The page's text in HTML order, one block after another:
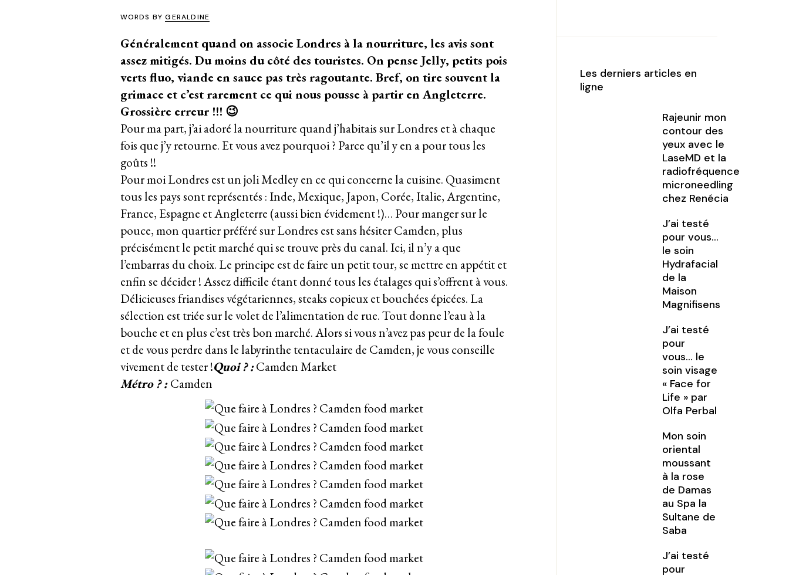
WORDS BYGERALDINE
Généralement quand on associe Londres à la nourriture, les avis sont
assez mitigés. Du moins du côté des touristes. On pense Jelly, petits pois
verts fluo, viande en sauce pas très ragoutante. Bref, on tire souvent la
grimace et c’est rarement ce qui nous pousse à partir en Angleterre.
Grossière erreur !!! 😉
Pour ma part, j’ai adoré la nourriture quand j’habitais sur Londres et à chaque
fois que j’y retourne. Et vous avez pourquoi ? Parce qu’il y en a pour tous les
goûts !!
Pour moi Londres est un joli Medley en ce qui concerne la cuisine. Quasiment
tous les pays sont représentés : Inde, Mexique, Japon, Corée, Italie, Argentine,
France, Espagne et Angleterre (aussi bien évidement !)… Pour manger sur le
pouce, mon quartier préféré sur Londres est sans hésiter Camden, plus
précisément le petit marché qui se trouve près du canal. Ici, il n’y a que
l’embarras du choix. Le principe est de faire un petit tour, se mettre en appétit et
enfin se décider ! Assez difficile étant donné tous les étalages qui s’offrent à vous.
Délicieuses friandises végétariennes, steaks copieux et bouchées épicées. La
sélection est triée sur le volet de l’alimentation de rue.Tout donne l’eau à la
bouche et en plus c’est très bon marché. Alors si vous n’avez pas peur de la foule
et de vous perdre dans lelabyrinthe tentaculaire de Camden, je vous conseille
vivement de tester !Quoi ? :Camden Market
Métro ? :Camden
Les derniers articles en
ligne
Rajeunir mon
contour des
yeux avec le
LaseMD et la
radiofréquence
microneedling
chez Renécia
J’ai testé
pour vous…
le soin
Hydrafacial
de la
Maison
Magnifisens
J’ai testé
pour
vous… le
soin visage
« Face for
Life » par
Olfa Perbal
Mon soin
oriental
moussant
à la rose
de Damas
au Spa la
Sultane de
Saba
J’ai testé
pour